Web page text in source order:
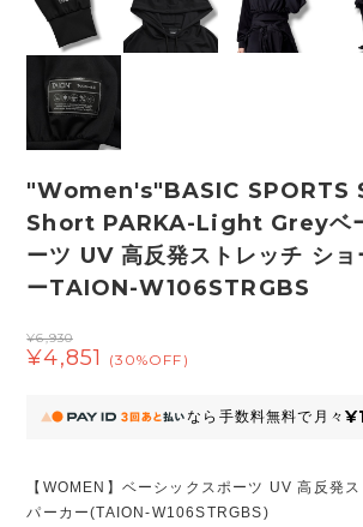
"Women's"BASIC SPORTS
Short PARKA-Light Greyベ
ーツ UV 高反発ストレッチ ショ
ーTAION-W106STRGBS
¥6,930
¥4,851 (30%OFF)
なら 手数料無料で 月々
【WOMEN】ベーシックスポーツ UV 高反発
パーカー(TAION-W106STRGBS)